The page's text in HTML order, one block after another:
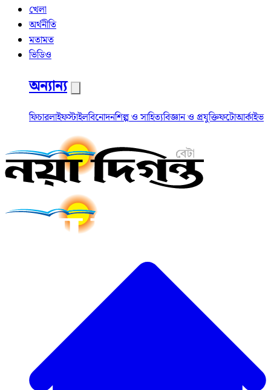
খেলা
অর্থনীতি
মতামত
ভিডিও
অন্যান্য
ফিচারলাইফস্টাইলবিনোদনশিল্প ও সাহিত্যবিজ্ঞান ও প্রযুক্তিফটোআর্কাইভ